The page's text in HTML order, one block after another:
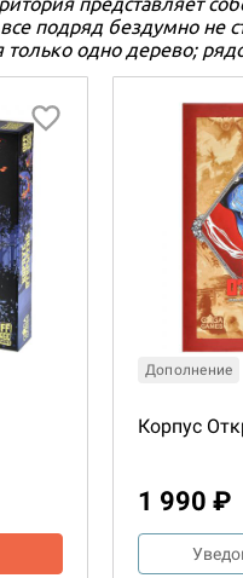
подряд бездумно не
только одно дерево;
Дополнение
Корпус
1 990 ₽